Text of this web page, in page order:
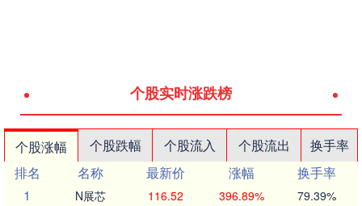
个股实时涨跌榜
个股涨幅 个股跌幅 个股流入 个股流出
换手率
排名
名称 最新价 涨幅
换手率
1
N展芯 116.52 396.89% 79.39%